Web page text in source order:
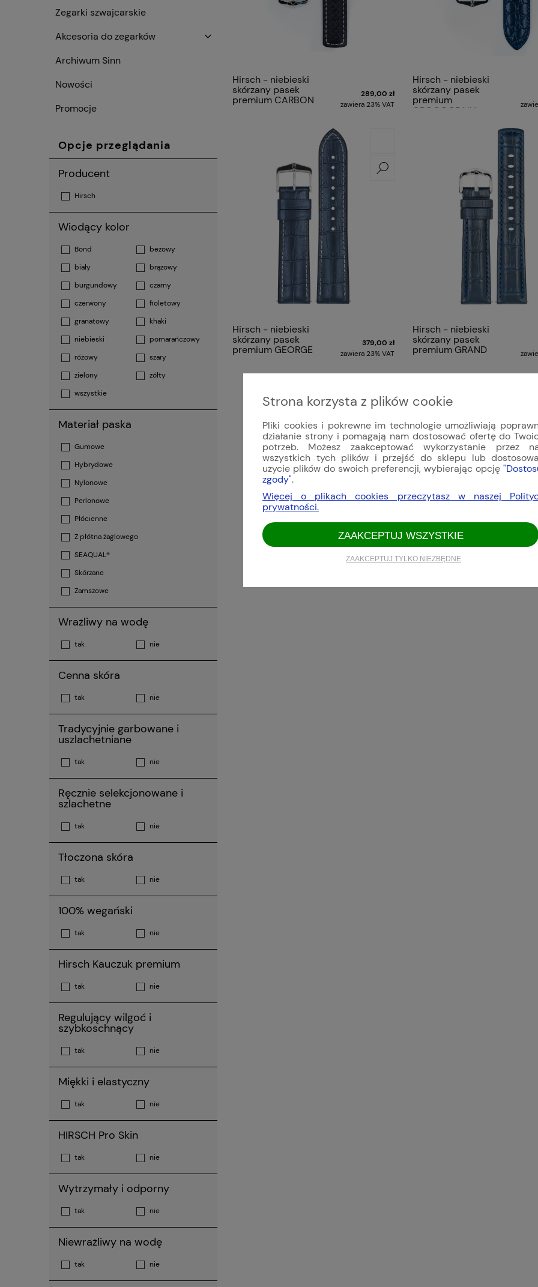
Zegarki szwajcarskie
Akcesoria do zegarków
Archiwum Sinn
Nowości
Promocje
Opcje przeglądania
Producent
Hirsch
Wiodący kolor
Bond
beżowy
biały
brązowy
burgundowy
czarny
czerwony
fioletowy
granatowy
khaki
niebieski
pomarańczowy
różowy
szary
zielony
żółty
wszystkie
Materiał paska
Gumowe
Hybrydowe
Nylonowe
Perlonowe
Płócienne
Z płótna żaglowego
SEAQUAL®
Skórzane
Zamszowe
Wrażliwy na wodę
tak nie
Cenna skóra
tak nie
Tradycyjnie garbowane i
uszlachetniane
tak nie
Ręcznie selekcjonowane i
szlachetne
tak nie
Tłoczona skóra
tak nie
100% wegański
tak nie
Hirsch Kauczuk premium
tak nie
Regulujący wilgoć i
szybkoschnący
tak nie
Miękki i elastyczny
tak nie
HIRSCH Pro Skin
tak nie
Wytrzymały i odporny
tak nie
Niewrażliwy na wodę
tak nie
Hirsch - niebieski
skórzany pasek
premium CARBON
289,00 zł
zawiera 23% VAT
Hirsch - niebieski
skórzany pasek
premium
CROCOGRAIN
Hirsch - niebieski
skórzany pasek
premium GEORGE
379,00 zł
zawiera 23% VAT
Hirsch - niebieski
skórzany pasek
premium GRAND
Strona korzysta z plików cookie
Pliki cookies i pokrewne im technologie umożliwiają
działanie strony i pomagają nam dostosować ofertę do
potrzeb. Możesz zaakceptować wykorzystanie przez
wszystkich tych plików i przejść do sklepu lub
użycie plików do swoich preferencji, wybierając opcję
zgody".
Więcej o plikach cookies przeczytasz w naszej
prywatności.
ZAAKCEPTUJ TYLKO NIEZBĘDNE
ZAAKCEPTUJ WSZYSTKIE